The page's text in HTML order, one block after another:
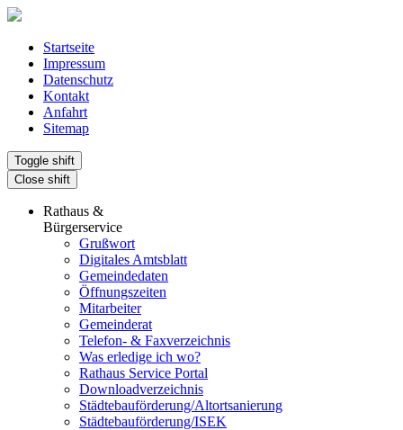
Startseite
Impressum
Datenschutz
Kontakt
Anfahrt
Sitemap
Toggle shift
Close shift
Rathaus &
Bürgerservice
Grußwort
Digitales Amtsblatt
Gemeindedaten
Öffnungszeiten
Mitarbeiter
Gemeinderat
Telefon- & Faxverzeichnis
Was erledige ich wo?
Rathaus Service Portal
Downloadverzeichnis
Städtebauförderung/Altortsanierung
Städtebauförderung/ISEK